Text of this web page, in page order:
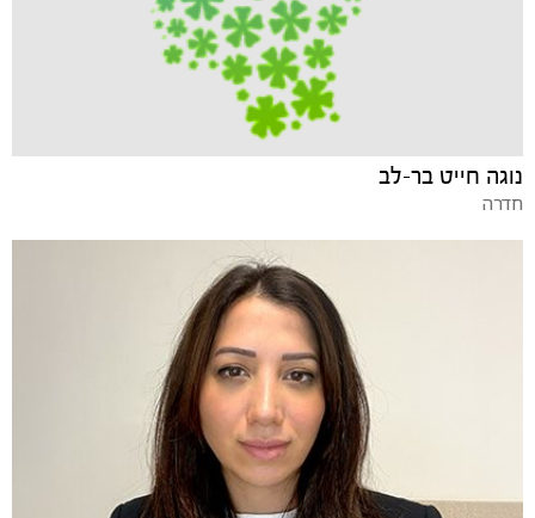
נוגה חייט בר-לב
חדרה